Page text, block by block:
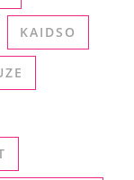
KAIDSO